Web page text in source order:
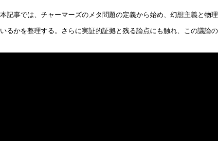
脳とAIの「予測精度」はなぜエネルギーを消費するのか
本記事では、チャーマーズのメタ問題の定義から始め、幻想主義と物
いるかを整理する。さらに実証的証拠と残る論点にも触れ、この議論